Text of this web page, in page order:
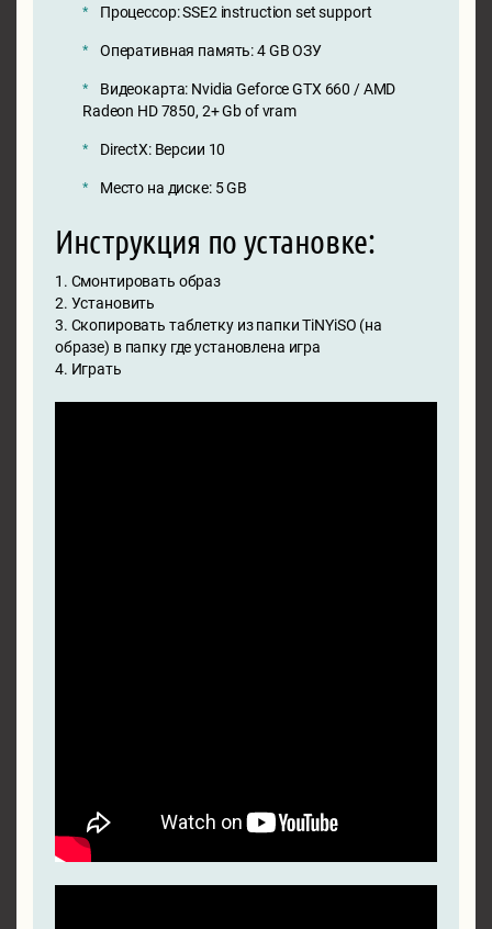
Процессор: SSE2 instruction set support
Оперативная память: 4 GB ОЗУ
Видеокарта: Nvidia Geforce GTX 660 / AMD
Radeon HD 7850, 2+ Gb of vram
DirectX: Версии 10
Место на диске: 5 GB
Инструкция по установке:
1. Смонтировать образ
2. Установить
3. Скопировать таблетку из папки TiNYiSO (на
образе) в папку где установлена игра
4. Играть